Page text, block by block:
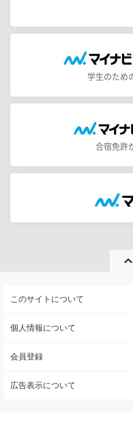
学生のため
合宿免許
このサイトについて
個人情報について
会員登録
広告表示について